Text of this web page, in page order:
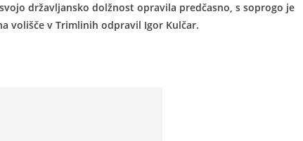
državljansko dolžnost opravila predčasno, s soprogo je
volišče v Trimlinih odpravil Igor Kulčar.